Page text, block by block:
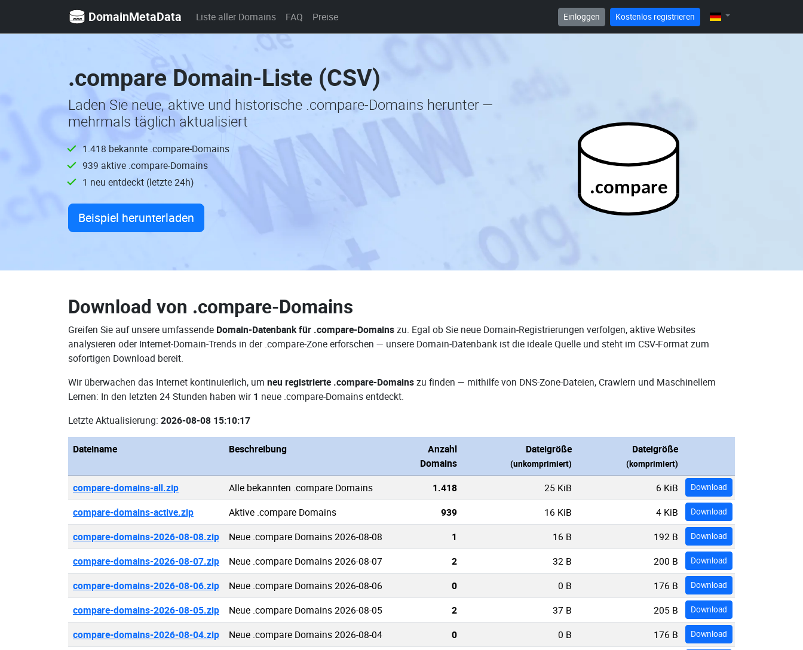
DomainMetaData Liste aller Domains FAQ Preise Einloggen Kostenlos registrieren
.compare Domain-Liste (CSV)
Laden Sie neue, aktive und historische .compare-Domains herunter —
mehrmals täglich aktualisiert
1.418 bekannte .compare-Domains
939 aktive .compare-Domains
1 neu entdeckt (letzte 24h)
Beispiel herunterladen
.compare
Download von .compare-Domains
Greifen Sie auf unsere umfassende Domain-Datenbank für .compare-Domainszu. Egal ob Sie neue Domain-Registrierungen verfolgen, aktive Websites
analysieren oder Internet-Domain-Trends in der .compare-Zone erforschen — unsere Domain-Datenbank ist die ideale Quelle und steht im CSV-Format zum
sofortigen Download bereit.
Wir überwachen das Internet kontinuierlich, um neu registrierte .compare-Domainszu finden — mithilfe von DNS-Zone-Dateien, Crawlern und Maschinellem
Lernen: In den letzten 24 Stunden haben wir 1 neue .compare-Domains entdeckt.
Letzte Aktualisierung: 2026-08-08 15:10:17
Dateiname Beschreibung
Anzahl
Domains
Dateigröße
(unkomprimiert)
Dateigröße
(komprimiert)
compare-domains-all.zip Alle bekannten .compare Domains 1.418 25 KiB 6 KiB Download
compare-domains-active.zip Aktive .compare Domains 939 16 KiB 4 KiB Download
compare-domains-2026-08-08.zip Neue .compare Domains 2026-08-08 1 16 B 192 B Download
compare-domains-2026-08-07.zip Neue .compare Domains 2026-08-07 2 32 B 200 B Download
compare-domains-2026-08-06.zip Neue .compare Domains 2026-08-06 0 0 B 176 B Download
compare-domains-2026-08-05.zip Neue .compare Domains 2026-08-05 2 37 B 205 B Download
compare-domains-2026-08-04.zip Neue .compare Domains 2026-08-04 0 0 B 176 B Download